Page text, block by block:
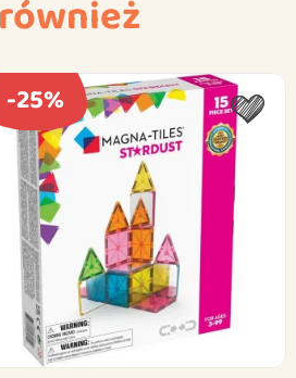
również
-25%